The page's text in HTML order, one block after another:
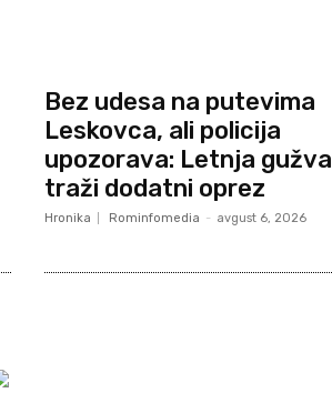
Bez udesa na putevima
Leskovca, ali policija
upozorava: Letnja gužva
traži dodatni oprez
Hronika Rominfomedia - avgust 6, 2026